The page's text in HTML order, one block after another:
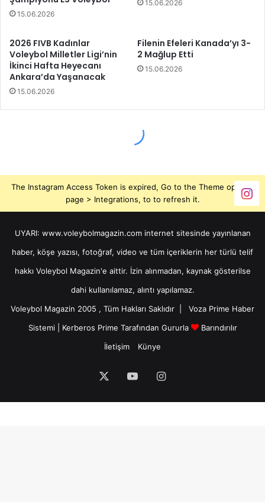
The Instagram Access Token is expired, Go to the Theme options
page > Integrations, to to refresh it.
UYARI: www.voleybolmagazin.com internet sitesinde yayınlanan
haber, köşe yazısı, fotoğraf, video ve tüm içeriklerin her türlü telif
hakkı Voleybol Magazin'e aittir. İzin alınmadan, kaynak gösterilse
dahi kullanılamaz, alıntı yapılamaz.
Voleybol Magazin 2005 , Tüm Hakları Saklıdır | Voza Prime Haber
Sistemi| Kerberos Prime Tarafından Gururla
Barındırılır
İletişim
Künye
YouTubeInstagram